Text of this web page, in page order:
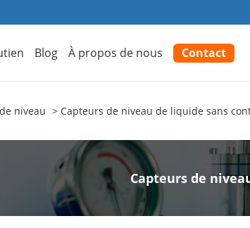
Blog À propos de nous Contact
niveau Capteurs de niveau de liquide sans
Capteurs de